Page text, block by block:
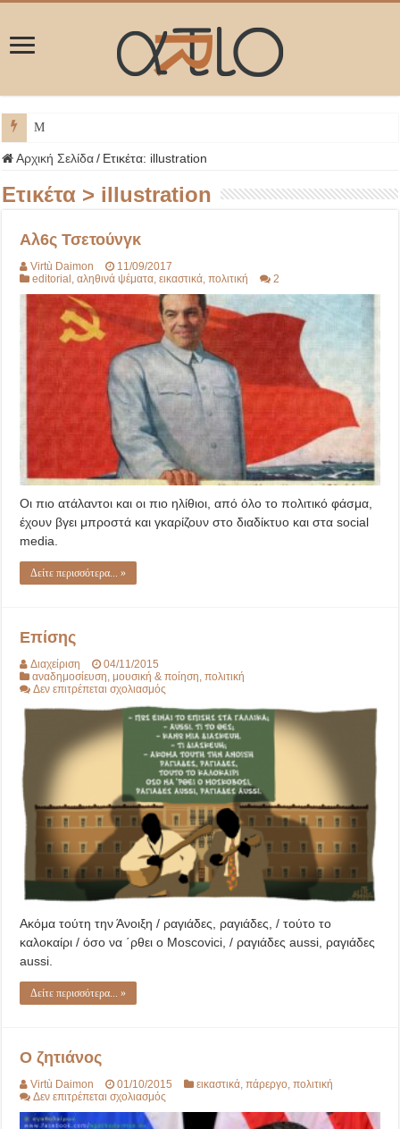
ΜΥΚΟΝΟΣ
Αρχική Σελίδα / Ετικέτα: illustration
Ετικέτα > illustration
Αλ6ς Τσετούνγκ
Virtù Daimon
11/09/2017
editorial ,αληθινά ψέματα ,εικαστικά ,πολιτική 2
Οι πιο ατάλαντοι και οι πιο ηλίθιοι, από όλο το πολιτικό φάσμα,
έχουν βγει μπροστά και γκαρίζουν στο διαδίκτυο και στα social
media.
Δείτε περισσότερα... »
Επίσης
Διαχείριση
04/11/2015
αναδημοσίευση,μουσική & ποίηση,πολιτική
Δεν επιτρέπεται σχολιασμός
Ακόμα τούτη την Άνοιξη / ραγιάδες, ραγιάδες, / τούτο το
καλοκαίρι / όσο να ΄ρθει ο Moscovici, / ραγιάδες aussi, ραγιάδες
aussi.
Δείτε περισσότερα... »
Ο ζητιάνος
Virtù Daimon 01/10/2015 εικαστικά,πάρεργο,πολιτική
Δεν επιτρέπεται σχολιασμός
ζητιάνος